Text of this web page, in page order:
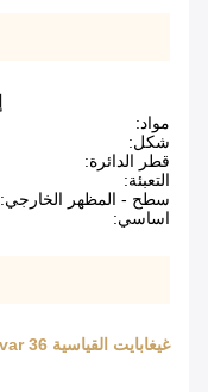
مواد:
شكل:
قطر الدائرة:
التعبئة:
سطح - المظهر الخارجي:
اساسي: